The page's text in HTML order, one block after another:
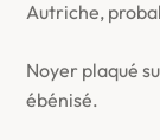
Autriche,
Noyer plaqué
ébénisé.